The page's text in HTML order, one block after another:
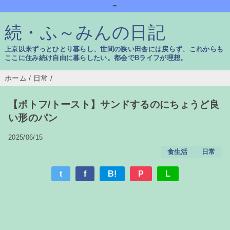
=
続・ふ～みんの日記
上京以来ずっとひとり暮らし、世間の狭い田舎には戻らず、これからも
ここに住み続け自由に暮らしたい。都会でBライフが理想。
ホーム / 日常 /
【ポトフ/トースト】サンドするのにちょうど良
い形のパン
2025/06/15
食生活
日常
t f B! P L